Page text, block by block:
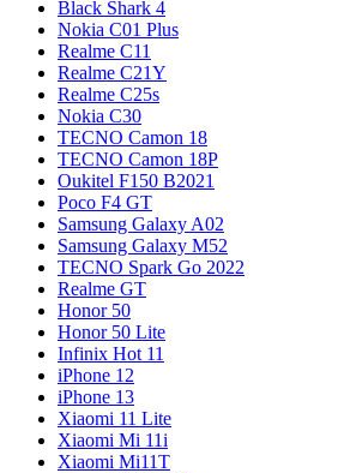
Black Shark 4
Nokia C01 Plus
Realme C11
Realme C21Y
Realme C25s
Nokia C30
TECNO Camon 18
TECNO Camon 18P
Oukitel F150 B2021
Poco F4 GT
Samsung Galaxy A02
Samsung Galaxy M52
TECNO Spark Go 2022
Realme GT
Honor 50
Honor 50 Lite
Infinix Hot 11
iPhone 12
iPhone 13
Xiaomi 11 Lite
Xiaomi Mi 11i
Xiaomi Mi11T